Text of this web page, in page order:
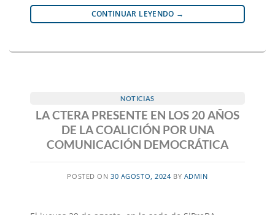
CONTINUAR LEYENDO →
NOTICIAS
LA CTERA PRESENTE EN LOS 20 AÑOS
DE LA COALICIÓN POR UNA
COMUNICACIÓN DEMOCRÁTICA
POSTED ON30 AGOSTO, 2024 BY ADMIN